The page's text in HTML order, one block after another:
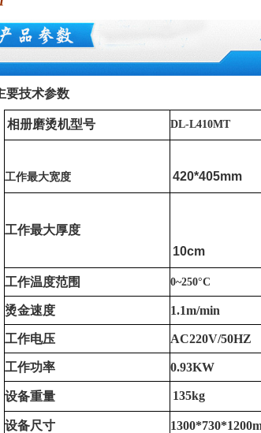
要技术参数
相册磨烫机型号 DL-L410MT
工作最大宽度 420*405mm
工作最大厚度
10cm
工作温度范围 0~250°C
烫金速度 1.1m/min
工作电压 AC220V/50HZ
工作功率 0.93KW
设备重量 135kg
设备尺寸